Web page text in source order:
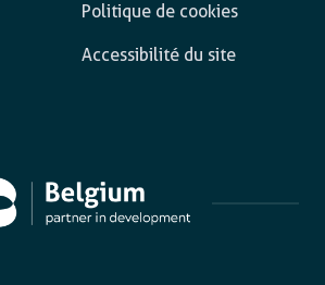
Politique de cookies
Accessibilité du site